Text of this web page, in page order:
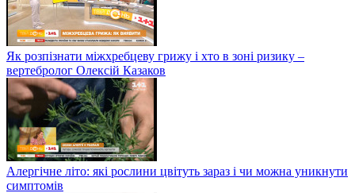
Як розпізнати міжхребцеву грижу і хто в зоні ризику –
вертебролог Олексій Казаков
Алергічне літо: які рослини цвітуть зараз і чи можна уникнути
симптомів